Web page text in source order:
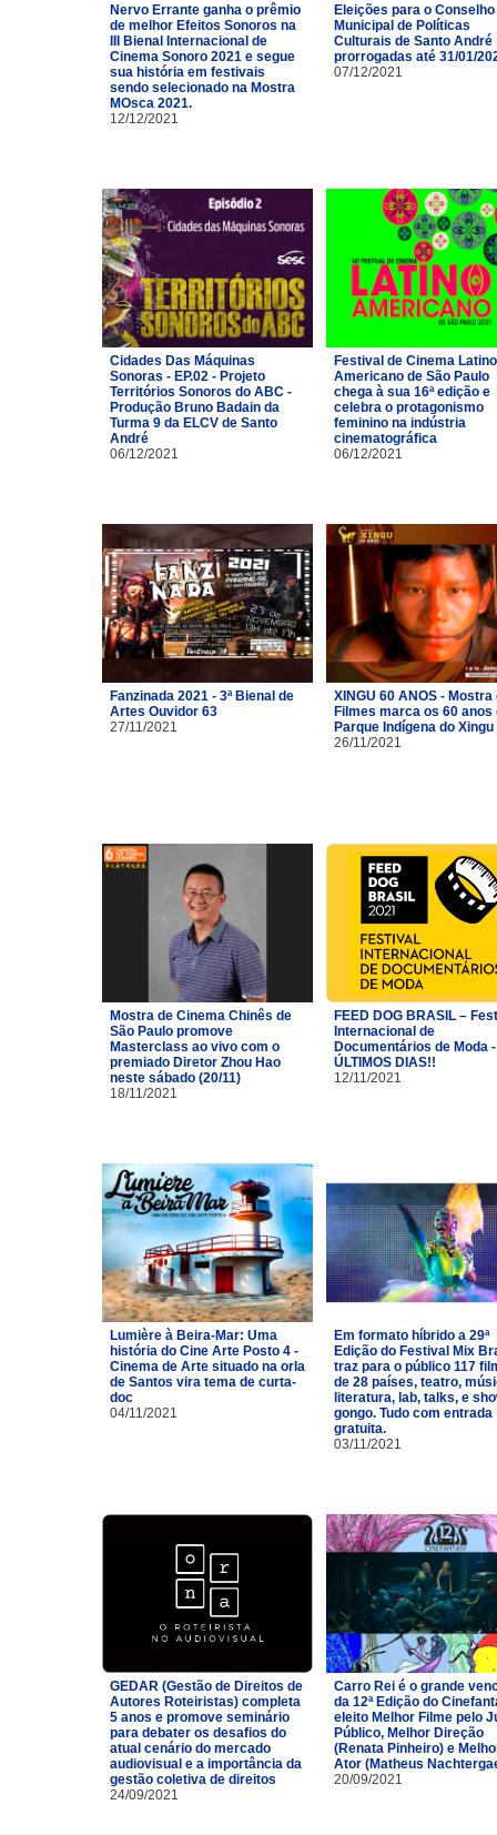
Nervo Errante ganha o prêmio
de melhor Efeitos Sonoros na
III Bienal Internacional de
Cinema Sonoro 2021 e segue
sua história em festivais
sendo selecionado na Mostra
MOsca 2021.
12/12/2021
Eleições para o Conselho
Municipal de Políticas
Culturais de Santo André
prorrogadas até 31/01/
07/12/2021
Cidades Das Máquinas
Sonoras - EP.02 - Projeto
Territórios Sonoros do ABC -
Produção Bruno Badain da
Turma 9 da ELCV de Santo
André
06/12/2021
Festival de Cinema
Americano de São Paulo
chega à sua 16ª edição e
celebra o protagonismo
feminino na indústria
cinematográfica
06/12/2021
Fanzinada 2021 - 3ª Bienal de
Artes Ouvidor 63
27/11/2021
XINGU 60 ANOS - Mostra
Filmes marca os 60 anos
Parque Indígena do Xingu
26/11/2021
Mostra de Cinema Chinês de
São Paulo promove
Masterclass ao vivo com o
premiado Diretor Zhou Hao
neste sábado (20/11)
18/11/2021
FEED DOG BRASIL –
Internacional de
Documentários de Moda -
ÚLTIMOS DIAS!!
12/11/2021
Lumière à Beira-Mar: Uma
história do Cine Arte Posto 4 -
Cinema de Arte situado na orla
de Santos vira tema de curta-
doc
04/11/2021
Em formato híbrido a 29ª
Edição do Festival Mix
traz para o público 117
de 28 países, teatro,
literatura, lab, talks, e
gongo. Tudo com entrada
gratuita.
03/11/2021
GEDAR (Gestão de Direitos de
Autores Roteiristas) completa
5 anos e promove seminário
para debater os desafios do
atual cenário do mercado
audiovisual e a importância da
gestão coletiva de direitos
24/09/2021
Carro Rei é o grande
da 12ª Edição do
eleito Melhor Filme pelo
Público, Melhor Direção
(Renata Pinheiro) e
Ator (Matheus
20/09/2021